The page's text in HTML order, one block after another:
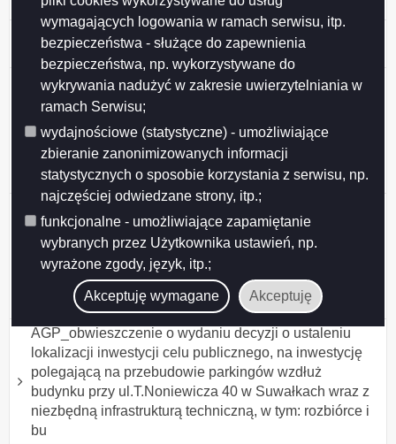
wymagających logowania w ramach serwisu, itp.
bezpieczeństwa - służące do zapewnienia
bezpieczeństwa, np. wykorzystywane do
wykrywania nadużyć w zakresie uwierzytelniania w
ramach Serwisu;
wydajnościowe (statystyczne) - umożliwiające
zbieranie zanonimizowanych informacji
statystycznych o sposobie korzystania z serwisu, np.
najczęściej odwiedzane strony, itp.;
funkcjonalne - umożliwiające zapamiętanie
wybranych przez Użytkownika ustawień, np.
wyrażone zgody, język, itp.;
Akceptuję wymagane Akceptuję
drewnopochodnych MDF i HDF
Obwieszczenie zezwolenia na usunięcie 2 drzewa z
terenu przy ul. Kowieńskiej 4 w Suwałkach
Obwieszczenie o wszczęciu postępowania w sprawie
wydania decyzji o środowiskowych uwarunkowaniach
instalacji fotowoltaicznej wraz z niezbędną
infrastrukturą na terenie istniejącego Oddziału Fabryk
Mebli FORTE S.
Obwieszczenie Prezydenta Miasta Suwałk o
wszczęciu postępowania w sprawie wydania decyzji o
środowiskowych uwarunkowaniach dla
przedsięwzięcia polegającego na budowie instalacji
fotowoltaicznej wraz z niezbędną infrastrukturą przy
Fabryce Płyty Wiórowej T
AGP_obwieszczenie o wydaniu decyzji o ustaleniu
lokalizacji inwestycji celu publicznego, na inwestycję
polegającą na przebudowie parkingów wzdłuż
budynku przy ul.T.Noniewicza 40 w Suwałkach wraz z
niezbędną infrastrukturą techniczną, w tym: rozbiórce i
bu